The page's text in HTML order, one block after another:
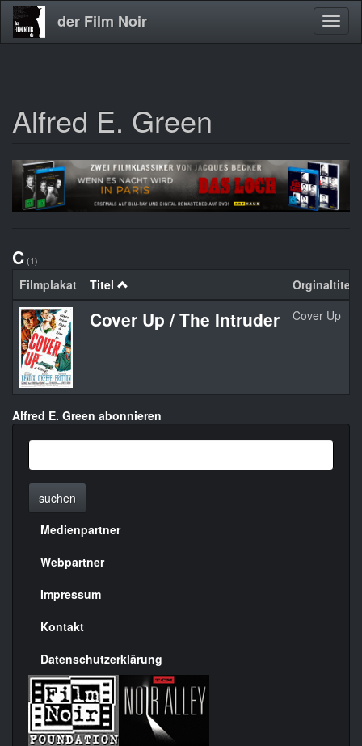
Direkt
zum
der Film Noir
Alfred E. Green
C (1)
Filmplakat Titel Orginaltitel
Cover Up / The Intruder Cover Up
Alfred E. Green abonnieren
suchen
Menülinks
rechte
Seite
Medienpartner
Webpartner
Impressum
Kontakt
Datenschutzerklärung